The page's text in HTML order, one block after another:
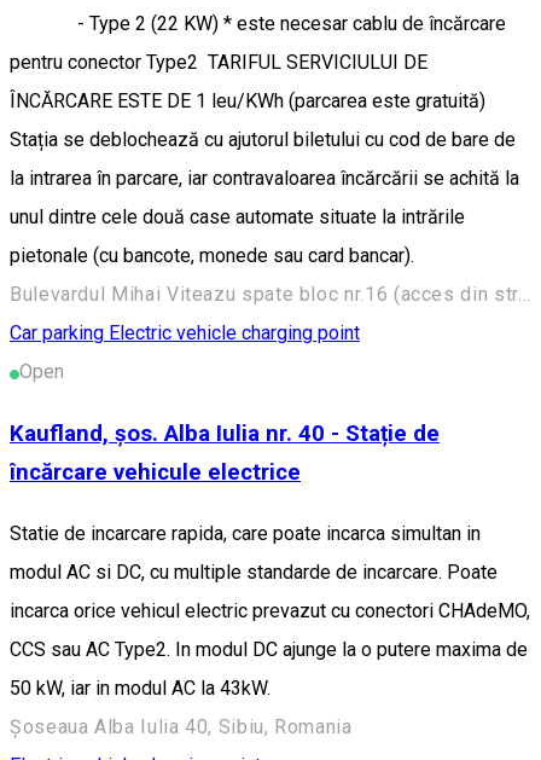
- Type 2 (22 KW) * este necesar cablu de încărcare
pentru conector Type2 TARIFUL SERVICIULUI DE
ÎNCĂRCARE ESTE DE 1 leu/KWh (parcarea este gratuită)
Stația se deblochează cu ajutorul biletului cu cod de bare de
la intrarea în parcare, iar contravaloarea încărcării se achită la
unul dintre cele două case automate situate la intrările
pietonale (cu bancote, monede sau card bancar).
Bulevardul Mihai Viteazu spate bloc nr.16 (acces din str. N. Iorga sau din str. Rahovei)
Car parking Electric vehicle charging point
Open
Kaufland, șos. Alba Iulia nr. 40 - Stație de
încărcare vehicule electrice
Statie de incarcare rapida, care poate incarca simultan in
modul AC si DC, cu multiple standarde de incarcare. Poate
incarca orice vehicul electric prevazut cu conectori CHAdeMO,
CCS sau AC Type2. In modul DC ajunge la o putere maxima de
50 kW, iar in modul AC la 43kW.
Șoseaua Alba Iulia 40, Sibiu, Romania